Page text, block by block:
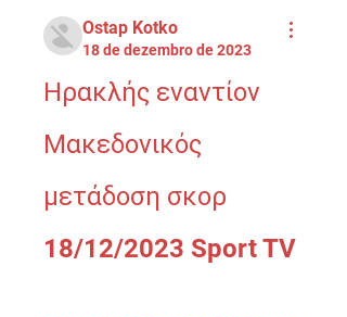
Ostap Kotko
18 de dezembro de 2023
Ηρακλής εναντίον
Μακεδονικός
μετάδοση σκορ
18/12/2023 Sport TV